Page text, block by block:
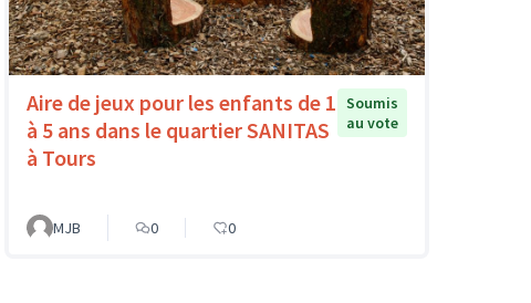
Aire de jeux pour les enfants de 1
à 5 ans dans le quartier SANITAS
à Tours
Soumis
au vote
MJB 0 0